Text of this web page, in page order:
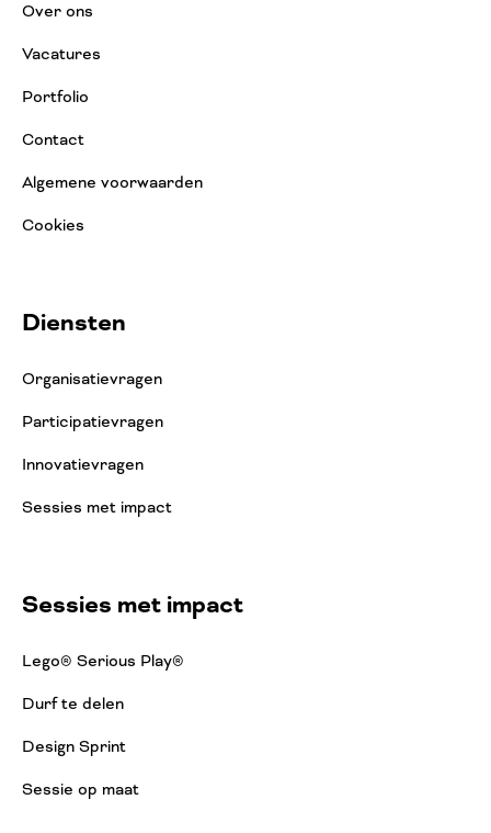
Over ons
Vacatures
Portfolio
Contact
Algemene voorwaarden
Cookies
Diensten
Organisatievragen
Participatievragen
Innovatievragen
Sessies met impact
Sessies met impact
Lego® Serious Play®
Durf te delen
Design Sprint
Sessie op maat